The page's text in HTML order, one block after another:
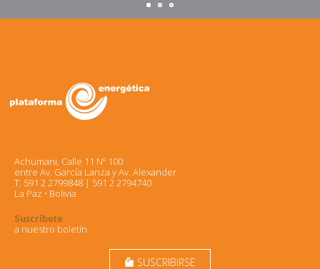
Achumani, Calle 11 Nº 100
entre Av. García Lanza y Av. Alexander
T: 591 2 2799848 | 591 2 2794740
La Paz • Bolivia
Suscríbete
a nuestro boletín
markunread_mailbox SUSCRIBIRSE